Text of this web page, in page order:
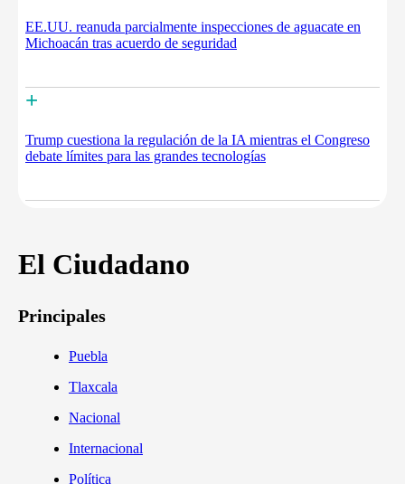
EE.UU. reanuda parcialmente inspecciones de aguacate en
Michoacán tras acuerdo de seguridad
+
Trump cuestiona la regulación de la IA mientras el Congreso
debate límites para las grandes tecnologías
El Ciudadano
Principales
Puebla
Tlaxcala
Nacional
Internacional
Política